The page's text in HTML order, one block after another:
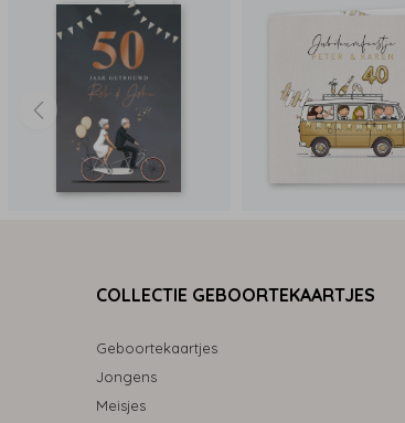
COLLECTIE GEBOORTEKAARTJES
Geboortekaartjes
Jongens
Meisjes